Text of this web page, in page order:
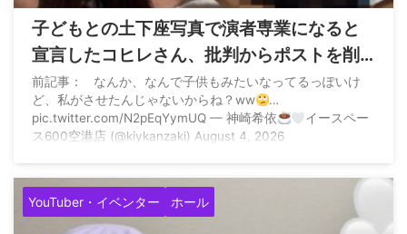
子どもとの土下座写真で演者専業になると
宣言したコヒレさん、批判からポストを削
除して再度子どもとの土下座写真でご報告
前記事： なんか、なんで子供もみたいなってるっぽいけ
ど、私がさせたんじゃないからね？ww
…
pic.twitter.com/N2pEqYymUQ — 神崎希依
イースペー
ス600空港店 (@kiykanzaki) August 4, 2026
YouTuber・イベンター ホール